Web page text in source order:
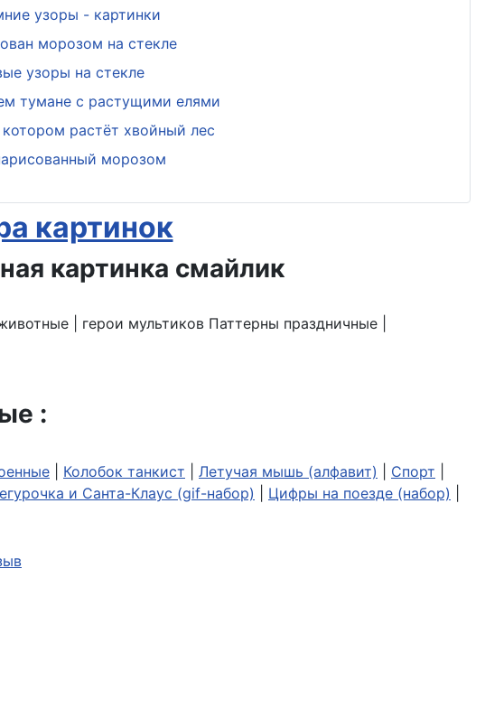
узоры - картинки
морозом на стекле
узоры на стекле
тумане с растущими елями
растёт хвойный лес
морозом
картинок
| герои мультиков Паттерны праздничные |
:
Колобок танкист Летучая мышь (алфавит) Спорт
и Санта-Клаус (gif-набор) Цифры на поезде (набор)